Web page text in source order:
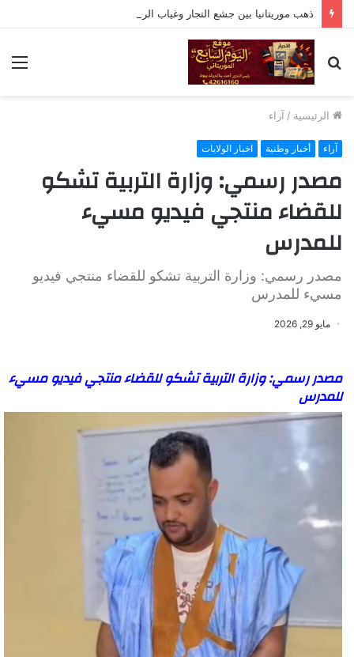
بحث
عن
الرئيسية / آراء
آراء أخبار وطنية اخبار الولايات
مصدر رسمي: وزارة التربية تشكو
للقضاء منتجي فيديو مسيء
للمدرس
مصدر رسمي: وزارة التربية تشكو للقضاء منتجي فيديو
مسيء للمدرس
مايو 29, 2026
مصدر رسمي: وزارة التربية تشكو للقضاء منتجي فيديو مسيء
للمدرس